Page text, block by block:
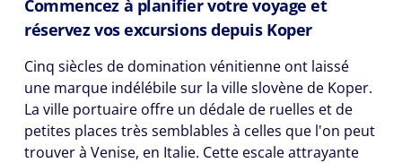
Commencez à planifier votre voyage et
réservez vos excursions depuis Koper
Cinq siècles de domination vénitienne ont laissé
une marque indélébile sur la ville slovène de Koper.
La ville portuaire offre un dédale de ruelles et de
petites places très semblables à celles que l'on peut
trouver à Venise, en Italie. Cette escale attrayante